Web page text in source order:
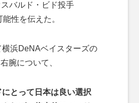
バルド・ビド投手
性を伝えた。
浜DeNAベイスターズの
腕について、
とって日本は良い選択